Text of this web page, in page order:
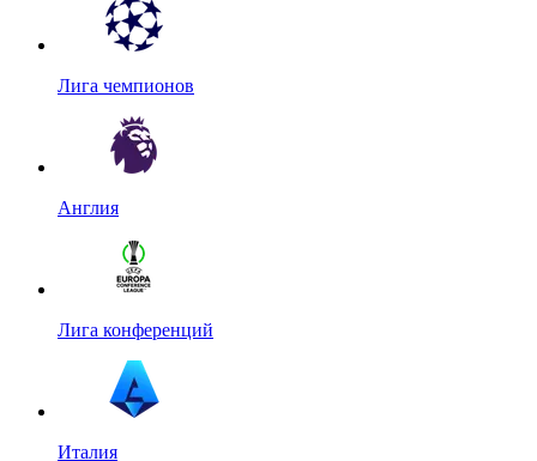
Лига чемпионов
Англия
Лига конференций
Италия